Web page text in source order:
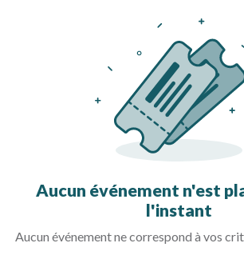
Aucun événement n'est
l'instant
Aucun événement ne correspond à vos